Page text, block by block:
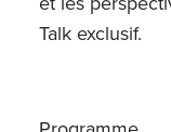
Talk exclusif.